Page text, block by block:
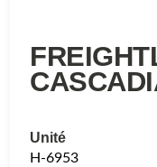
Unité
H-6953